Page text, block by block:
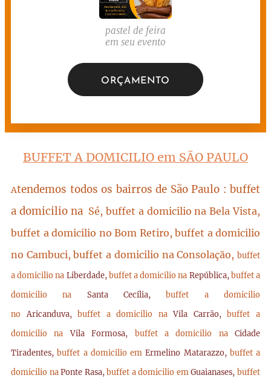
pastel de feira
em seu evento
ORÇAMENTO
BUFFET A DOMICILIO em SÃO PAULO
Atendemos todos os bairros de São Paulo : buffet
a domicilio na Sé, buffet a domicilio na Bela Vista,
buffet a domicilio no Bom Retiro, buffet a domicilio
no Cambuci, buffet a domicilio na Consolação, buffet
a domicilio na Liberdade,buffet a domicilio na República,buffet a
domicilio na Santa Cecília,buffet a domicilio
noAricanduva,buffet a domicilio naVila Carrão,buffet a
domicilio naVila Formosa, buffet a domicilio na Cidade
Tiradentes,buffet a domicilio emErmelino Matarazzo, buffet a
domicilio naPonte Rasa,buffet a domicilio emGuaianases,buffet